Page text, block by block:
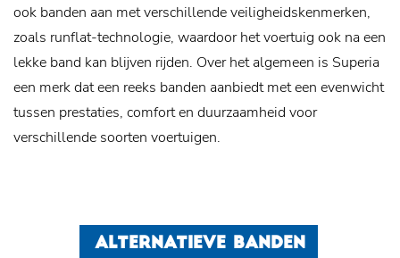
ook banden aan met verschillende veiligheidskenmerken,
zoals runflat-technologie, waardoor het voertuig ook na een
lekke band kan blijven rijden. Over het algemeen is Superia
een merk dat een reeks banden aanbiedt met een evenwicht
tussen prestaties, comfort en duurzaamheid voor
verschillende soorten voertuigen.
ALTERNATIEVE BANDEN